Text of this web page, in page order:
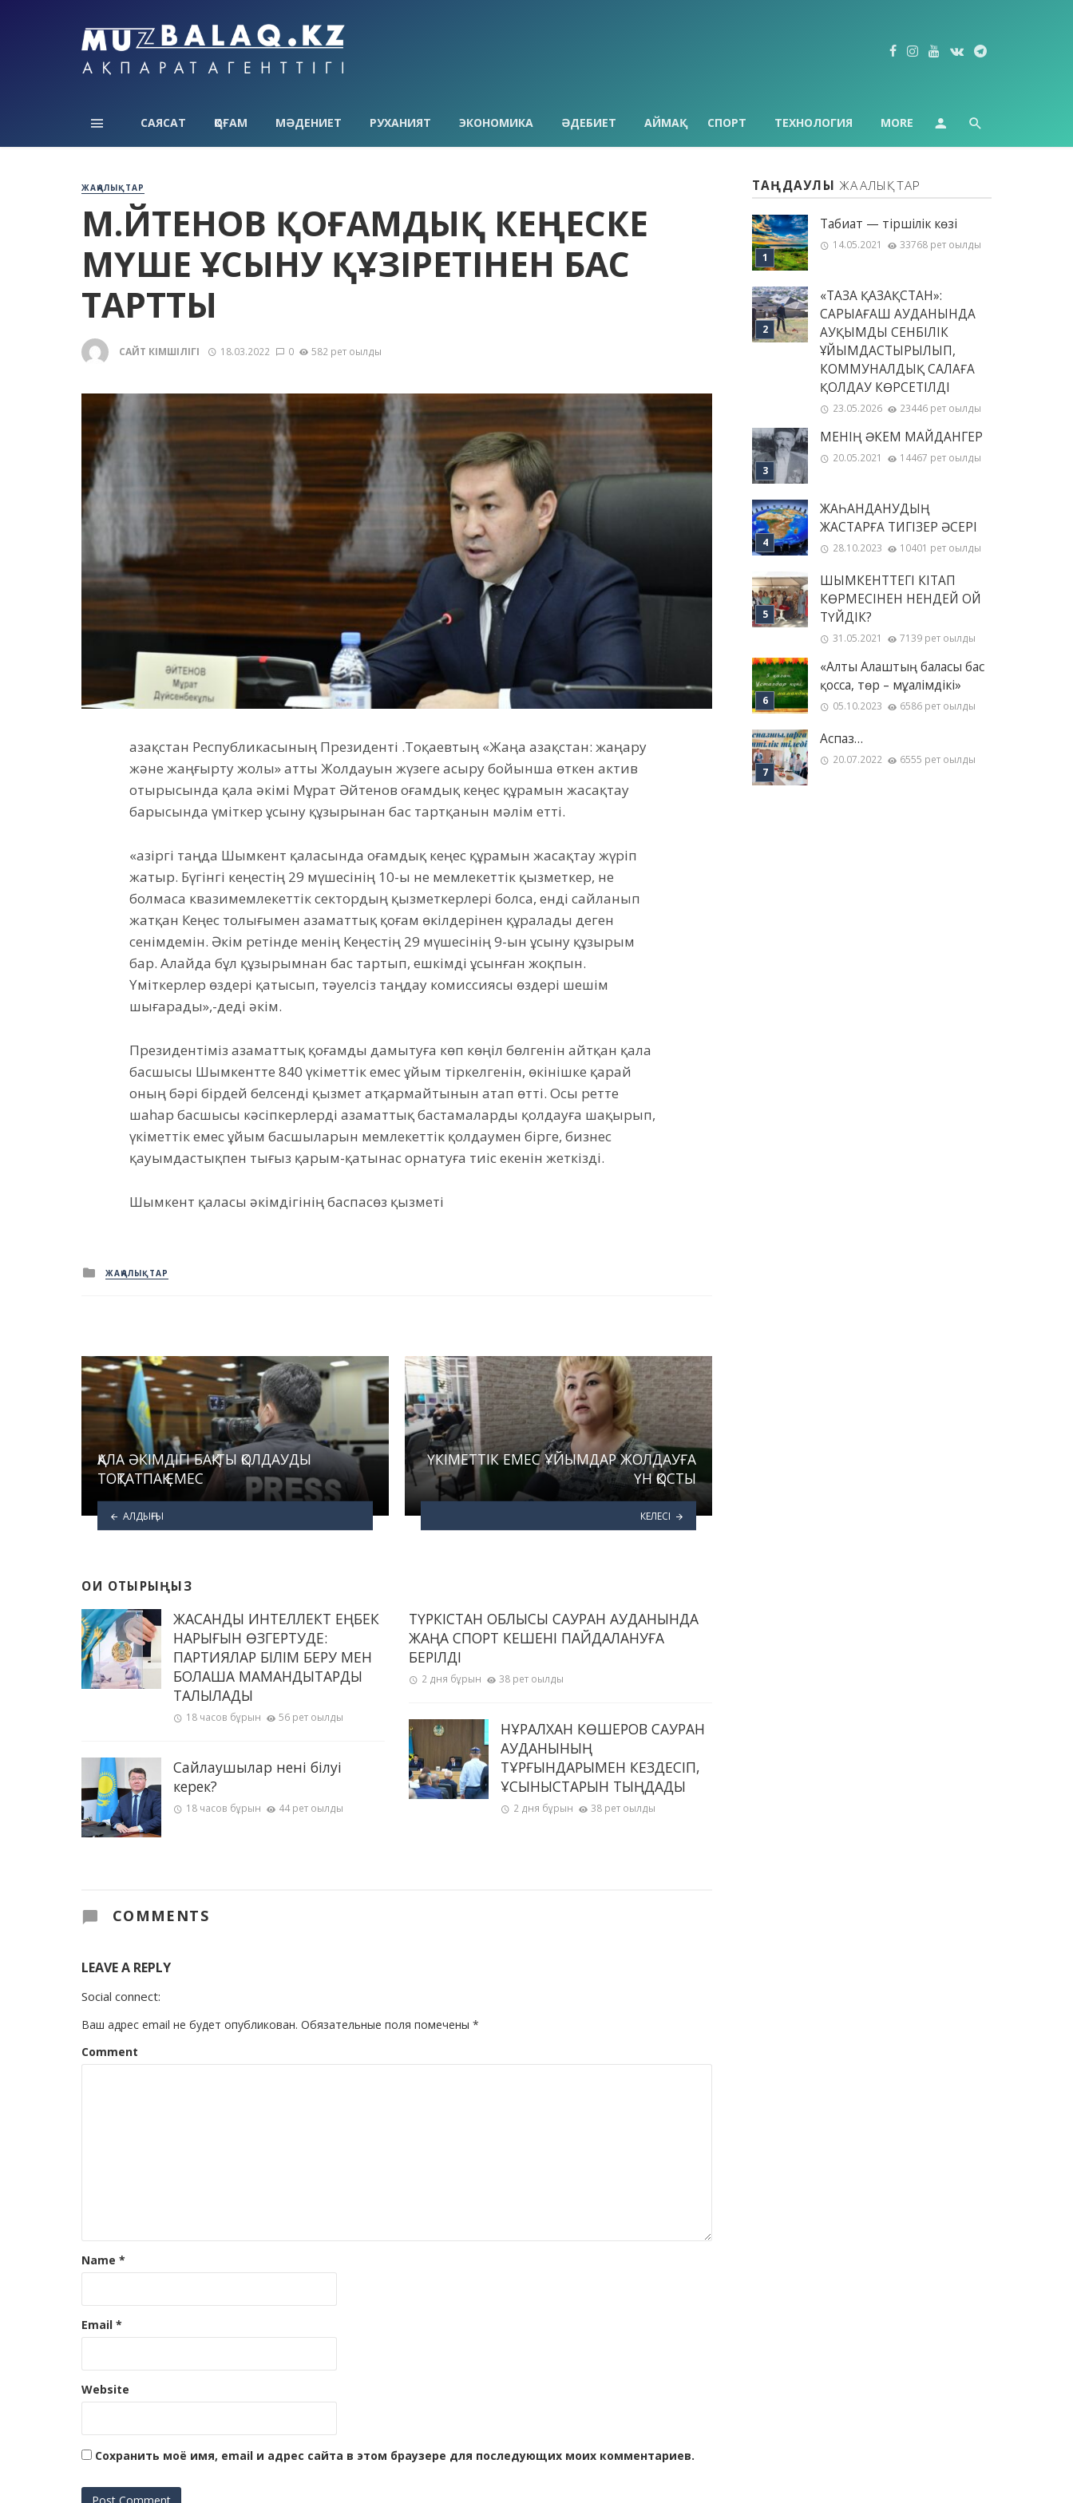
САЯСАТ ҚОҒАМ МӘДЕНИЕТ РУХАНИЯТ ЭКОНОМИКА ӘДЕБИЕТ АЙМАҚ СПОРТ ТЕХНОЛОГИЯ MORE
ЖАҢАЛЫҚТАР
М.ӘЙТЕНОВ ҚОҒАМДЫҚ КЕҢЕСКЕ
МҮШЕ ҰСЫНУ ҚҰЗІРЕТІНЕН БАС
ТАРТТЫ
САЙТ ӘКІМШІЛІГІ 18.03.2022 0 582 рет оқылды
Қазақстан Республикасының Президенті Қ.Тоқаевтың «Жаңа Қазақстан: жаңару
және жаңғырту жолы» атты Жолдауын жүзеге асыру бойынша өткен актив
отырысында қала әкімі Мұрат Әйтенов Қоғамдық кеңес құрамын жасақтау
барысында үміткер ұсыну құзырынан бас тартқанын мәлім етті.
«Қазіргі таңда Шымкент қаласында Қоғамдық кеңес құрамын жасақтау жүріп
жатыр. Бүгінгі кеңестің 29 мүшесінің 10-ы не мемлекеттік қызметкер, не
болмаса квазимемлекеттік сектордың қызметкерлері болса, енді сайланып
жатқан Кеңес толығымен азаматтық қоғам өкілдерінен құралады деген
сенімдемін. Әкім ретінде менің Кеңестің 29 мүшесінің 9-ын ұсыну құзырым
бар. Алайда бұл құзырымнан бас тартып, ешкімді ұсынған жоқпын.
Үміткерлер өздері қатысып, тәуелсіз таңдау комиссиясы өздері шешім
шығарады»,-деді әкім.
Президентіміз азаматтық қоғамды дамытуға көп көңіл бөлгенін айтқан қала
басшысы Шымкентте 840 үкіметтік емес ұйым тіркелгенін, өкінішке қарай
оның бәрі бірдей белсенді қызмет атқармайтынын атап өтті. Осы ретте
шаһар басшысы кәсіпкерлерді азаматтық бастамаларды қолдауға шақырып,
үкіметтік емес ұйым басшыларын мемлекеттік қолдаумен бірге, бизнес
қауымдастықпен тығыз қарым-қатынас орнатуға тиіс екенін жеткізді.
Шымкент қаласы әкімдігінің баспасөз қызметі
Posted
in
ЖАҢАЛЫҚТАР
ҚАЛА ӘКІМДІГІ БАҚ-ТЫ ҚОЛДАУДЫ
ТОҚТАТПАҚ ЕМЕС
АЛДЫҢҒЫ
ҮКІМЕТТІК ЕМЕС ҰЙЫМДАР ЖОЛДАУҒА
ҮН ҚОСТЫ
КЕЛЕСІ
ОҚИ ОТЫРЫҢЫЗ
ЖАСАНДЫ ИНТЕЛЛЕКТ ЕҢБЕК
НАРЫҒЫН ӨЗГЕРТУДЕ:
ПАРТИЯЛАР БІЛІМ БЕРУ МЕН
БОЛАШАҚ МАМАНДЫҚТАРДЫ
ТАЛҚЫЛАДЫ
18 часов бұрын 56 рет оқылды
Сайлаушылар нені білуі
керек?
18 часов бұрын 44 рет оқылды
ТҮРКІСТАН ОБЛЫСЫ САУРАН АУДАНЫНДА
ЖАҢА СПОРТ КЕШЕНІ ПАЙДАЛАНУҒА
БЕРІЛДІ
2 дня бұрын 38 рет оқылды
НҰРАЛХАН КӨШЕРОВ САУРАН
АУДАНЫНЫҢ
ТҰРҒЫНДАРЫМЕН КЕЗДЕСІП,
ҰСЫНЫСТАРЫН ТЫҢДАДЫ
2 дня бұрын 38 рет оқылды
COMMENTS
LEAVE A REPLY
Social connect:
Ваш адрес email не будет опубликован. Обязательные поля помечены *
Comment
Name *
Email *
Website
Сохранить моё имя, email и адрес сайта в этом браузере для последующих моих комментариев.
ТАҢДАУЛЫ ЖАҢАЛЫҚТАР
Табиғат — тіршілік көзі
14.05.2021 33768 рет оқылды
«ТАЗА ҚАЗАҚСТАН»:
САРЫАҒАШ АУДАНЫНДА
АУҚЫМДЫ СЕНБІЛІК
ҰЙЫМДАСТЫРЫЛЫП,
КОММУНАЛДЫҚ САЛАҒА
ҚОЛДАУ КӨРСЕТІЛДІ
23.05.2026 23446 рет оқылды
МЕНІҢ ƏКЕМ МАЙДАНГЕР
20.05.2021 14467 рет оқылды
ЖАҺАНДАНУДЫҢ
ЖАСТАРҒА ТИГІЗЕР ӘСЕРІ
28.10.2023 10401 рет оқылды
ШЫМКЕНТТЕГІ КІТАП
КӨРМЕСІНЕН НЕНДЕЙ ОЙ
ТҮЙДІК?
31.05.2021 7139 рет оқылды
«Алты Алаштың баласы бас
қосса, төр – мұғалімдікі»
05.10.2023 6586 рет оқылды
Аспаз…
20.07.2022 6555 рет оқылды